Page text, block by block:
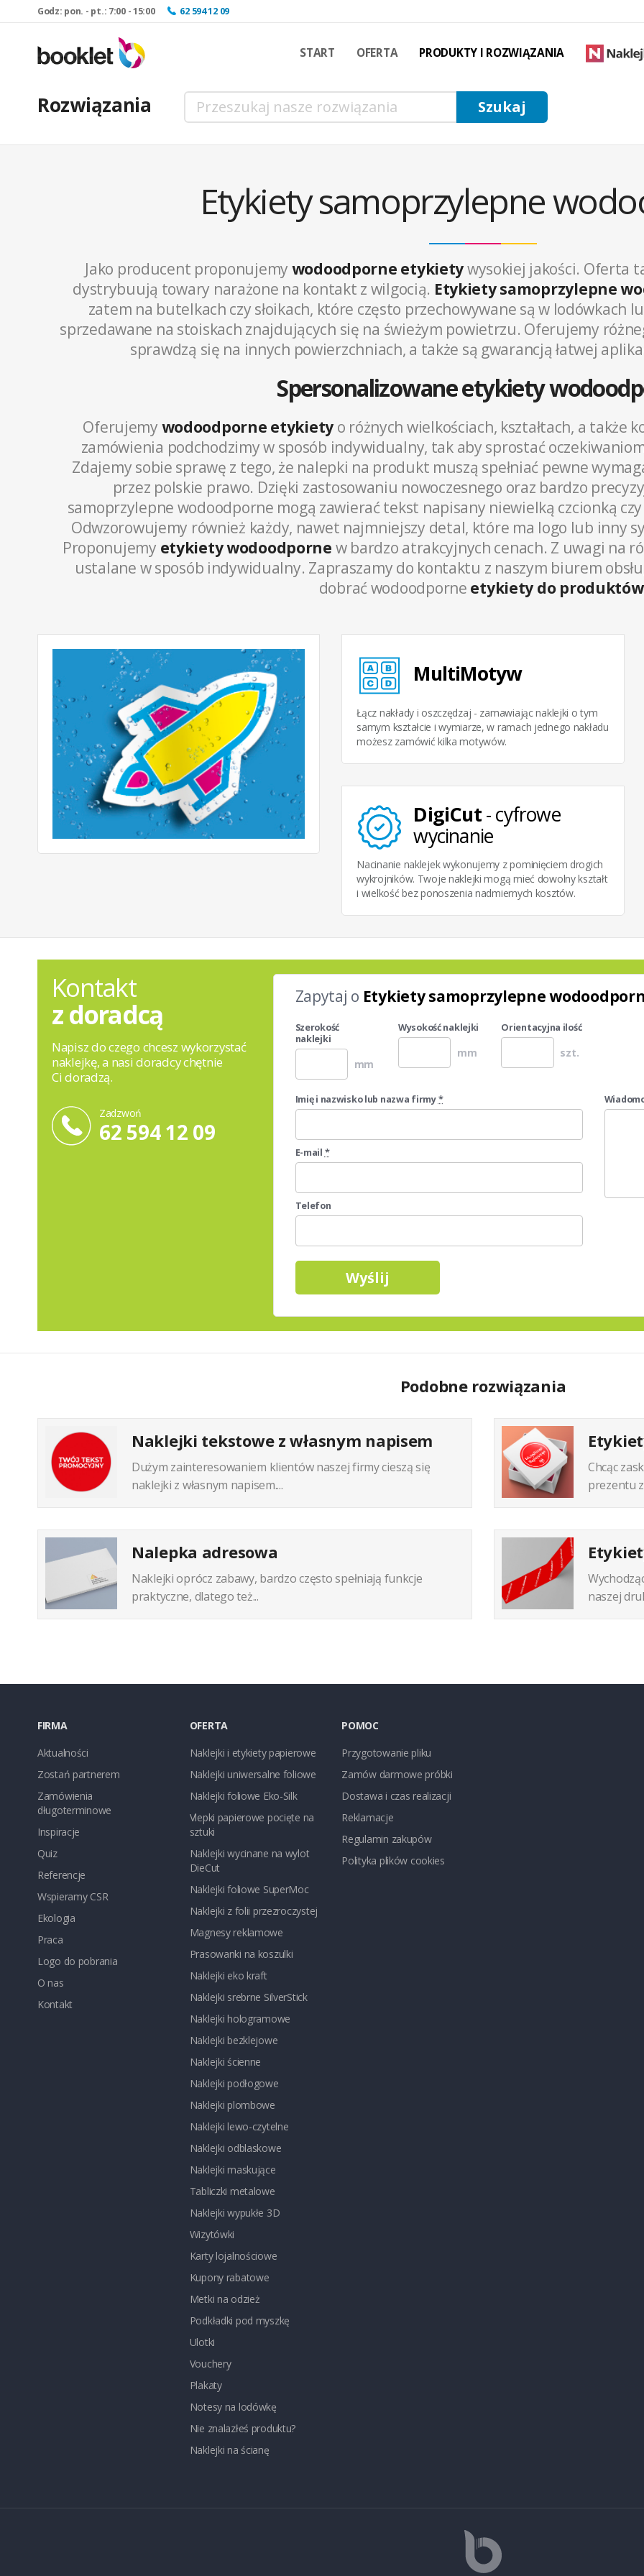
Godz: pon. - pt.: 7:00 - 15:00 62 594 12 09
START OFERTA PRODUKTY I ROZWIĄZANIA
Rozwiązania
Etykiety samoprzylepne
Jako producent proponujemy wodoodporne etykietywysokiej jakości. Oferta
dystrybuują towary narażone na kontakt z wilgocią. Etykiety samoprzylepne
zatem na butelkach czy słoikach, które często przechowywane są w lodówkach
sprzedawane na stoiskach znajdujących się na świeżym powietrzu. Oferujemy
sprawdzą się na innych powierzchniach, a także są gwarancją łatwej
Spersonalizowane etykiety
Oferujemy wodoodporne etykiety o różnych wielkościach, kształtach, a także
zamówienia podchodzimy w sposób indywidualny, tak aby sprostać
Zdajemy sobie sprawę z tego, że nalepki na produkt muszą spełniać pewne
przez polskie prawo. Dzięki zastosowaniu nowoczesnego oraz bardzo
samoprzylepne wodoodporne mogą zawierać tekst napisany niewielką czcionką
Odwzorowujemy również każdy, nawet najmniejszy detal, które ma logo lub inny
Proponujemy etykiety wodoodporne w bardzo atrakcyjnych cenach. Z uwagi na
ustalane w sposób indywidualny. Zapraszamy do kontaktu z naszym biurem
dobrać wodoodporne etykiety do
MultiMotyw
Łącz nakłady i oszczędzaj - zamawiając naklejki o tym
samym kształcie i wymiarze, w ramach jednego nakładu
możesz zamówić kilka motywów.
DigiCut- cyfrowe
wycinanie
Nacinanie naklejek wykonujemy z pominięciem drogich
wykrojników. Twoje naklejki mogą mieć dowolny kształt
i wielkość bez ponoszenia nadmiernych kosztów.
Kontakt
z doradcą
Napisz do czego chcesz wykorzystać
naklejkę, a nasi doradcy chętnie
Ci doradzą.
Zadzwoń
62 594 12 09
Zapytaj o Etykiety samoprzylepne
Szerokość
naklejki
mm
Wysokość naklejki
mm
Orientacyjna ilość
szt.
Imię i nazwisko lub nazwa firmy*
E-mail *
Telefon
Podobne rozwiązania
Naklejki tekstowe z własnym napisem
Dużym zainteresowaniem klientów naszej firmy cieszą się
naklejki z własnym napisem....
Chcąc
prezentu
Nalepka adresowa
Naklejki oprócz zabawy, bardzo często spełniają funkcje
praktyczne, dlatego też...
naszej
FIRMA
Aktualności
Zostań partnerem
Zamówienia
długoterminowe
Inspiracje
Quiz
Referencje
Wspieramy CSR
Ekologia
Praca
Logo do pobrania
O nas
Kontakt
OFERTA
Naklejki i etykiety papierowe
Naklejki uniwersalne foliowe
Naklejki foliowe Eko-Silk
Vlepki papierowe pocięte na
sztuki
Naklejki wycinane na wylot
DieCut
Naklejki foliowe SuperMoc
Naklejki z folii przezroczystej
Magnesy reklamowe
Prasowanki na koszulki
Naklejki eko kraft
Naklejki srebrne SilverStick
Naklejki hologramowe
Naklejki bezklejowe
Naklejki ścienne
Naklejki podłogowe
Naklejki plombowe
Naklejki lewo-czytelne
Naklejki odblaskowe
Naklejki maskujące
Tabliczki metalowe
Naklejki wypukłe 3D
Wizytówki
Karty lojalnościowe
Kupony rabatowe
Metki na odzież
Podkładki pod myszkę
Ulotki
Vouchery
Plakaty
Notesy na lodówkę
Nie znalazłeś produktu?
Naklejki na ścianę
POMOC
Przygotowanie pliku
Zamów darmowe próbki
Dostawa i czas realizacji
Reklamacje
Regulamin zakupów
Polityka plików cookies